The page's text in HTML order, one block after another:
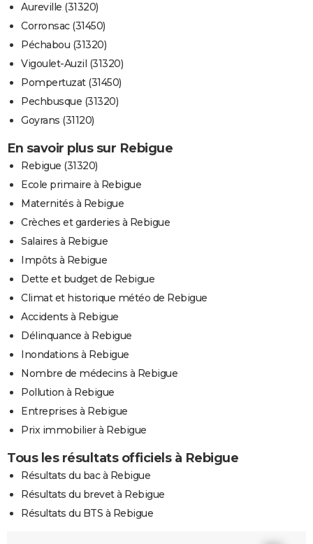
Aureville (31320)
Corronsac (31450)
Péchabou (31320)
Vigoulet-Auzil (31320)
Pompertuzat (31450)
Pechbusque (31320)
Goyrans (31120)
En savoir plus sur Rebigue
Rebigue (31320)
Ecole primaire à Rebigue
Maternités à Rebigue
Crèches et garderies à Rebigue
Salaires à Rebigue
Impôts à Rebigue
Dette et budget de Rebigue
Climat et historique météo de Rebigue
Accidents à Rebigue
Délinquance à Rebigue
Inondations à Rebigue
Nombre de médecins à Rebigue
Pollution à Rebigue
Entreprises à Rebigue
Prix immobilier à Rebigue
Tous les résultats officiels à Rebigue
Résultats du bac à Rebigue
Résultats du brevet à Rebigue
Résultats du BTS à Rebigue